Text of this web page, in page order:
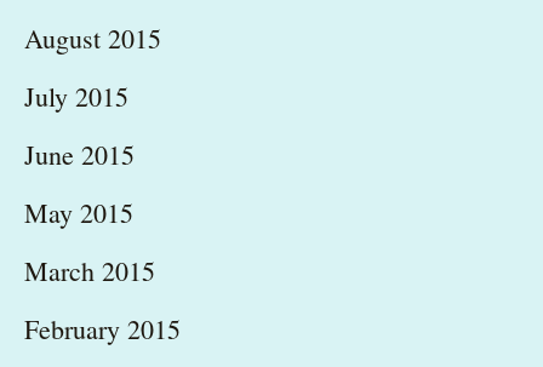
August 2015
July 2015
June 2015
May 2015
March 2015
February 2015